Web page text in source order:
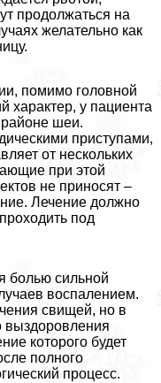
продолжаться на
желательно как
помимо головной
хаpaктер, у пациента
шеи.
приступами,
от нескольких
при этой
не приносят –
Лечение должно
под
болью сильной
воспалением.
свищей, но в
выздоровления
которого будет
полного
процесс.